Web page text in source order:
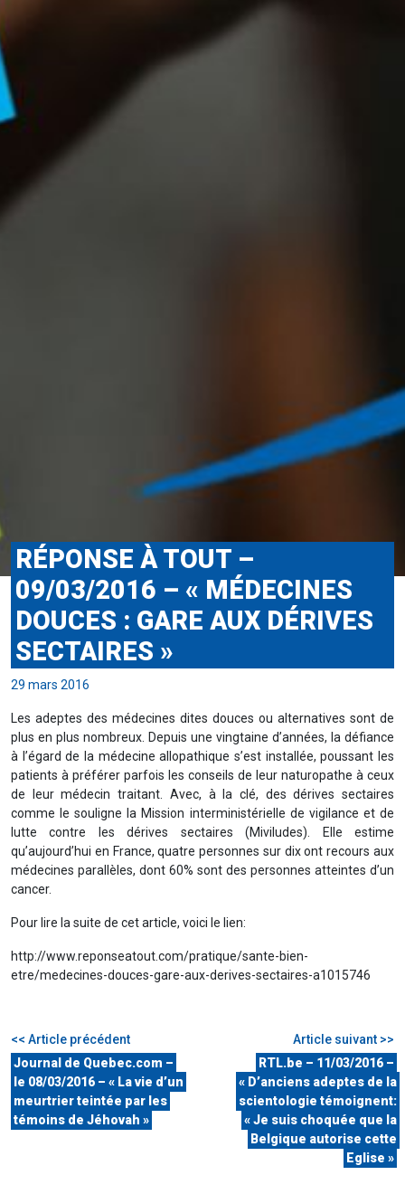
RÉPONSE À TOUT –
09/03/2016 – « MÉDECINES
DOUCES : GARE AUX DÉRIVES
SECTAIRES »
29 mars 2016
Les adeptes des médecines dites douces ou alternatives sont de
plus en plus nombreux. Depuis une vingtaine d’années, la défiance
à l’égard de la médecine allopathique s’est installée, poussant les
patients à préférer parfois les conseils de leur naturopathe à ceux
de leur médecin traitant. Avec, à la clé, des dérives sectaires
comme le souligne la Mission interministérielle de vigilance et de
lutte contre les dérives sectaires (Miviludes). Elle estime
qu’aujourd’hui en France, quatre personnes sur dix ont recours aux
médecines parallèles, dont 60% sont des personnes atteintes d’un
cancer.
Pour lire la suite de cet article, voici le lien:
http://www.reponseatout.com/pratique/sante-bien-
etre/medecines-douces-gare-aux-derives-sectaires-a1015746
<< Article précédent
Journal de Quebec.com –
le 08/03/2016 – « La vie d’un
meurtrier teintée par les
témoins de Jéhovah »
Article suivant >>
RTL.be – 11/03/2016 –
« D’anciens adeptes de la
scientologie témoignent:
« Je suis choquée que la
Belgique autorise cette
Eglise »